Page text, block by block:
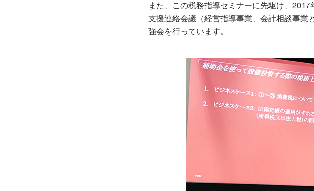
また、この税務指導セミナーに先駆け、
支援連絡会議（経営指導事業、会計相談事業
強会を行っています。